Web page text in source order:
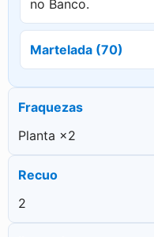
no Banco.
Martelada (70)
Fraquezas
Planta ×2
Recuo
2